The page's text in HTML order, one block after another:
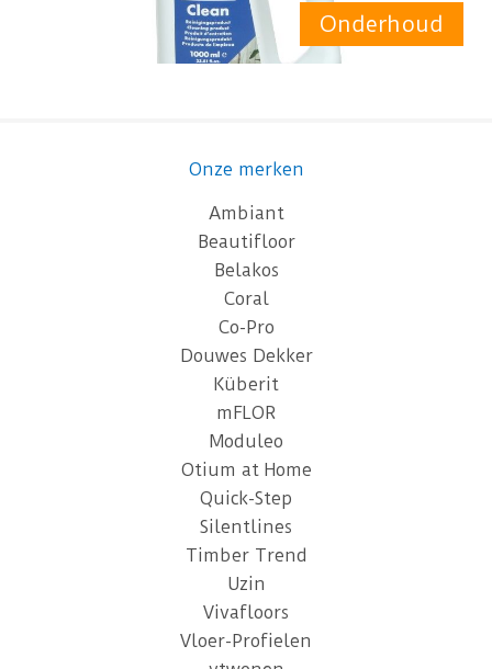
Onderhoud
Onze merken
Ambiant
Beautifloor
Belakos
Coral
Co-Pro
Douwes Dekker
Küberit
mFLOR
Moduleo
Otium at Home
Quick-Step
Silentlines
Timber Trend
Uzin
Vivafloors
Vloer-Profielen